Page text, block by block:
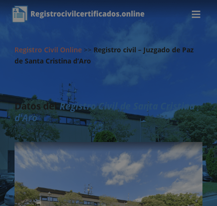
Registro Civil Online >> Registro civil – Juzgado de Paz
de Santa Cristina d’Aro
Datos delRegistro Civil de Santa Cristina
d'Aro